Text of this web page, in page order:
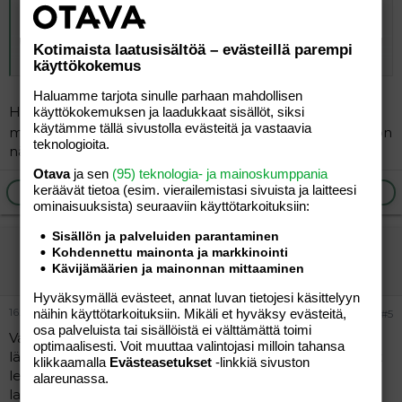
En oo kyllä tykänny nyt liikkua ulkona ollenkaan kun
vihaan tuota lämmintä ilmaa, odotan kirpeitä kylmiä
syysilmoja!
mikään pitkä ollut, ehkä päälle 30min.. :/
*huoh* :ashamed:
Click to expand...
Hei mä oon kans viikon nyt kävelly joka aamu tasan 30
min rattaiden kanssa reipasta vauhtia
ja kyllä sekin on
näemmä auttanu.
Vastaa
Ilmoita asiaton viesti
NeitiNasu
Aktiivinen jäsen
16.08.2004 #5
Vaikken mä nyt varsinaisesti laihduta (tosin jos itsellään
lähtisi, niin muutama kilo voisi kyllä häipyä) oon pyrkinyt
lenkkeilemään myös, nyt keväällä aloitin. Kauan ennen
lasta loppunut tanssiharrastus lopetti kaiken
Kotimaista laatusisältöä – evästeillä parempi
käyttökokemus
Haluamme tarjota sinulle parhaan mahdollisen
käyttökokemuksen ja laadukkaat sisällöt, siksi
käytämme tällä sivustolla evästeitä ja vastaavia
teknologioita.
Otavaja sen (95) teknologia- ja mainoskumppania
keräävät tietoa (esim. vierailemis­tasi sivuista ja laitteesi
ominaisuuk­sista) seuraaviin käyttötarkoituksiin:
Sisällön ja palveluiden parantaminen
Kohdennettu mainonta ja markkinointi
Kävijämäärien ja mainonnan mittaaminen
Hyväksymällä evästeet, annat luvan tietojesi käsittelyyn
näihin käyttötarkoituksiin. Mikäli et hyväksy evästeitä,
osa palveluista tai sisällöistä ei välttämättä toimi
optimaalisesti. Voit muuttaa valintojasi milloin tahansa
klikkaamalla Evästeasetukset -linkkiä sivuston
alareunassa.